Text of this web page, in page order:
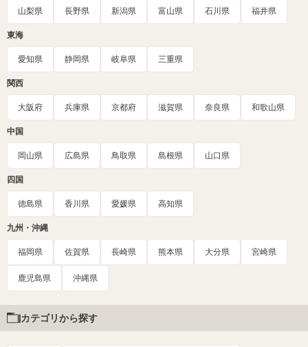
山梨県 長野県 新潟県 富山県 石川県 福井県
東海
愛知県 静岡県 岐阜県 三重県
関西
大阪府 兵庫県 京都府 滋賀県 奈良県 和歌山県
中国
岡山県 広島県 鳥取県 島根県 山口県
四国
徳島県 香川県 愛媛県 高知県
九州・沖縄
福岡県 佐賀県 長崎県 熊本県 大分県 宮崎県
鹿児島県 沖縄県
カテゴリから探す